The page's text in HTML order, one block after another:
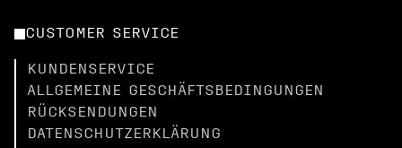
CUSTOMER SERVICE
KUNDENSERVICE
ALLGEMEINE GESCHÄFTSBEDINGUNGEN
RÜCKSENDUNGEN
DATENSCHUTZERKLÄRUNG